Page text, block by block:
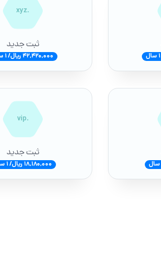
.xyz
ثبت جدید
42,420,000 ریال/ 1 سال
.vip
ثبت جدید
18,180,000 ریال/ 1 سال